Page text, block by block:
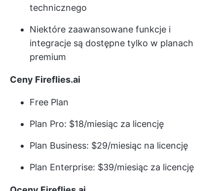
technicznego
Niektóre zaawansowane funkcje i
integracje są dostępne tylko w planach
premium
Ceny Fireflies.ai
Free Plan
Plan Pro: $18/miesiąc za licencję
Plan Business: $29/miesiąc na licencję
Plan Enterprise: $39/miesiąc za licencję